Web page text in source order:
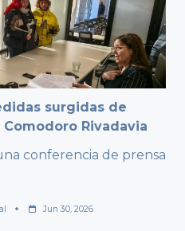
surgidas de
Rivadavia
conferencia de prensa
Jun 30, 2026